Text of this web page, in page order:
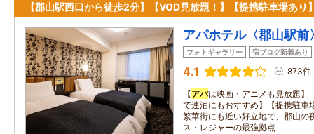
【郡山駅西口から徒歩2分】【VOD見放題！】【提携駐車場あり
アパホテル〈郡山駅前
フォトギャラリー 宿ブログ新着あり
4.1 873件
【アパは映画・アニメも見放題】
で連泊にもおすすめ】【提携駐
繁華街にも近い好立地で、郡山の
ス・レジャーの最強拠点